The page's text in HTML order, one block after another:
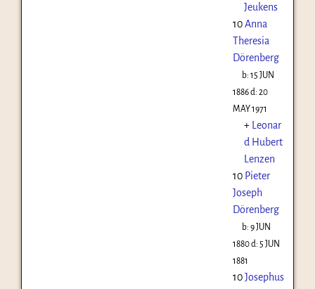
Jeukens
10Anna
Theresia
Dörenberg
b:15 JUN
1886d: 20
MAY 1971
+ Leonar
d Hubert
Lenzen
10 Pieter
Joseph
Dörenberg
b:9 JUN
1880d: 5 JUN
1881
10Josephus